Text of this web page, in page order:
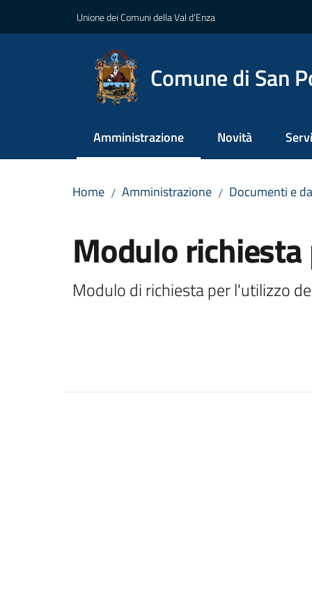
Unione dei Comuni della Val d'Enza
Comune di San
Amministrazione
Menu selezionato Novità
Home / Amministrazione / Documenti e
Modulo
Modulo di richiesta per l'utilizzo